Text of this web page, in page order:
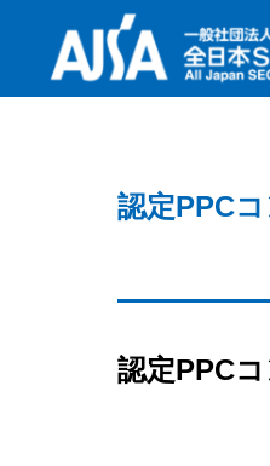
最新セミ
PROJECT
ABOUT US
認定PPC
認定PPC